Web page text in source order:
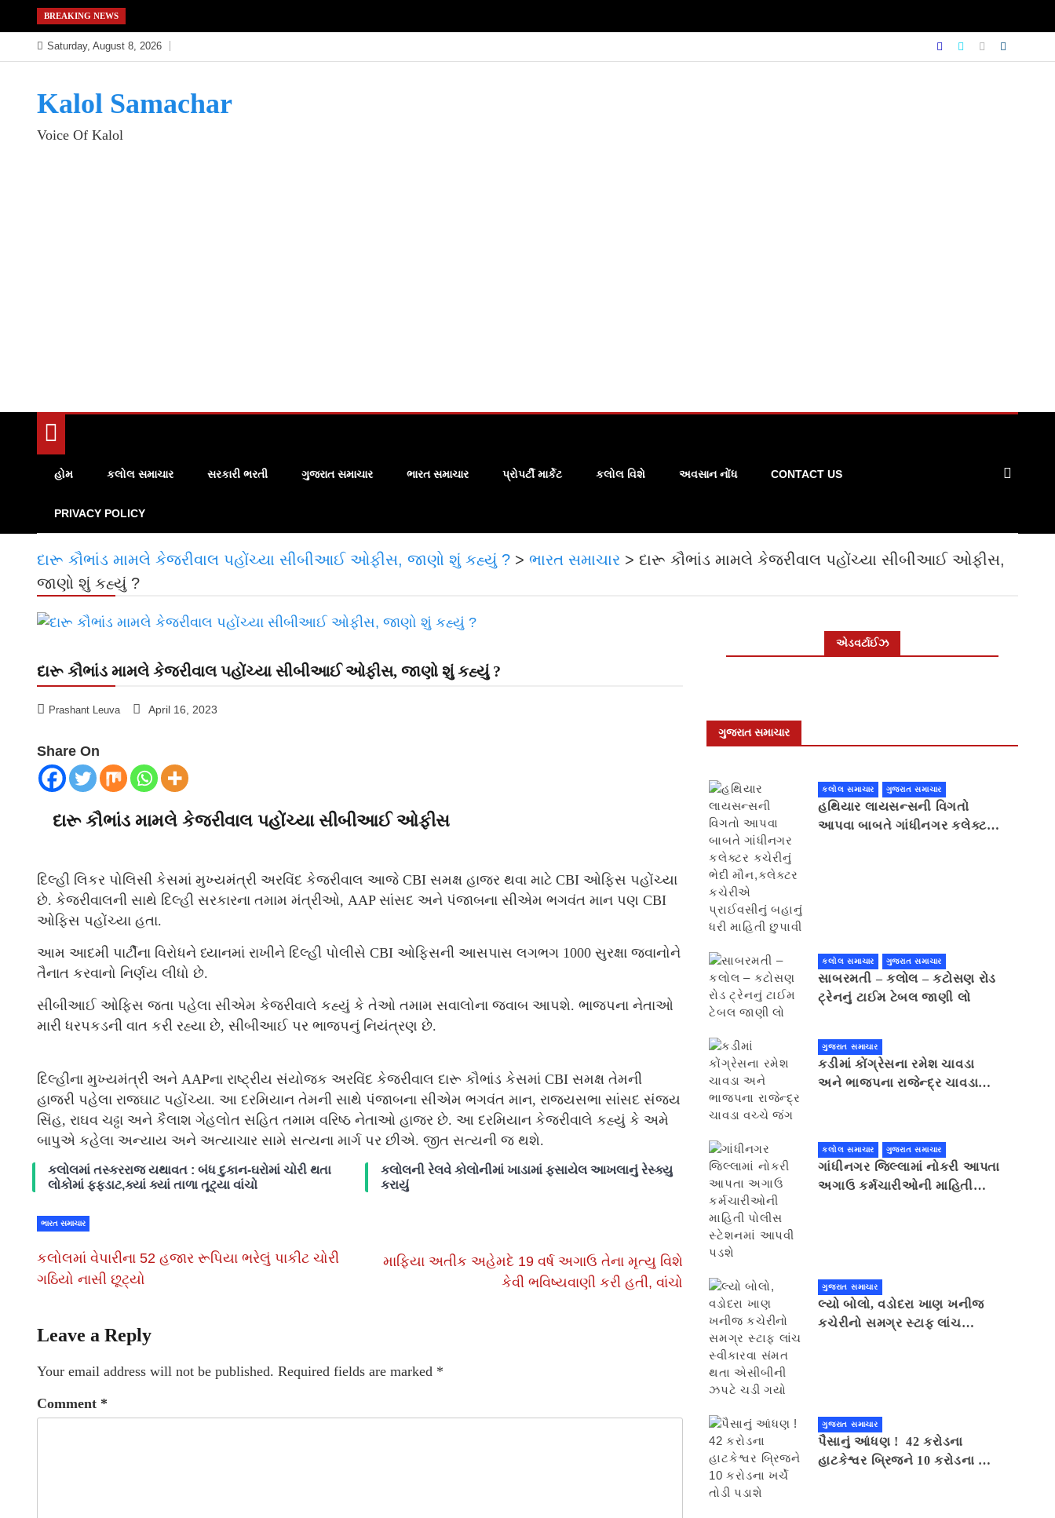
to
content
BREAKING NEWS
Saturday, August 8, 2026
Kalol Samachar
Voice Of Kalol
હોમ કલોલ સમાચાર સરકારી ભરતી ગુજરાત સમાચાર ભારત સમાચાર પ્રોપર્ટી માર્કેટ કલોલ વિશે અવસાન નોંધ CONTACT US
PRIVACY POLICY
દારૂ કૌભાંડ મામલે કેજરીવાલ પહોંચ્યા સીબીઆઈ ઓફીસ, જાણો શું કહ્યું ? > ભારત સમાચાર > દારૂ કૌભાંડ મામલે કેજરીવાલ પહોંચ્યા સીબીઆઈ ઓફીસ,
જાણો શું કહ્યું ?
દારૂ કૌભાંડ મામલે કેજરીવાલ પહોંચ્યા સીબીઆઈ ઓફીસ, જાણો શું કહ્યું ?
Prashant Leuva April 16, 2023
Share On
દારૂ કૌભાંડ મામલે કેજરીવાલ પહોંચ્યા સીબીઆઈ ઓફીસ
દિલ્હી લિકર પોલિસી કેસમાં મુખ્યમંત્રી અરવિંદ કેજરીવાલ આજે CBI સમક્ષ હાજર થવા માટે CBI ઓફિસ પહોંચ્યા
છે. કેજરીવાલની સાથે દિલ્હી સરકારના તમામ મંત્રીઓ, AAP સાંસદ અને પંજાબના સીએમ ભગવંત માન પણ CBI
ઓફિસ પહોંચ્યા હતા.
આમ આદમી પાર્ટીના વિરોધને ધ્યાનમાં રાખીને દિલ્હી પોલીસે CBI ઓફિસની આસપાસ લગભગ 1000 સુરક્ષા જવાનોને
તૈનાત કરવાનો નિર્ણય લીધો છે.
સીબીઆઈ ઓફિસ જતા પહેલા સીએમ કેજરીવાલે કહ્યું કે તેઓ તમામ સવાલોના જવાબ આપશે. ભાજપના નેતાઓ
મારી ધરપકડની વાત કરી રહ્યા છે, સીબીઆઈ પર ભાજપનું નિયંત્રણ છે.
દિલ્હીના મુખ્યમંત્રી અને AAPના રાષ્ટ્રીય સંયોજક અરવિંદ કેજરીવાલ દારૂ કૌભાંડ કેસમાં CBI સમક્ષ તેમની
હાજરી પહેલા રાજઘાટ પહોંચ્યા. આ દરમિયાન તેમની સાથે પંજાબના સીએમ ભગવંત માન, રાજ્યસભા સાંસદ સંજય
સિંહ, રાઘવ ચઢ્ઢા અને કૈલાશ ગેહલોત સહિત તમામ વરિષ્ઠ નેતાઓ હાજર છે. આ દરમિયાન કેજરીવાલે કહ્યું કે અમે
બાપુએ કહેલા અન્યાય અને અત્યાચાર સામે સત્યના માર્ગ પર છીએ. જીત સત્યની જ થશે.
કલોલમાં તસ્કરરાજ યથાવત : બંધ દુકાન-ઘરોમાં ચોરી થતા
લોકોમાં ફફડાટ,ક્યાં ક્યાં તાળા તૂટ્યા વાંચો
કલોલની રેલવે કોલોનીમાં ખાડામાં ફસાયેલ આખલાનું રેસ્ક્યુ
કરાયું
ભારત સમાચાર
કલોલમાં વેપારીના 52 હજાર રૂપિયા ભરેલું પાકીટ ચોરી
ગઠિયો નાસી છૂટ્યો
માફિયા અતીક અહેમદે 19 વર્ષ અગાઉ તેના મૃત્યુ વિશે
કેવી ભવિષ્યવાણી કરી હતી, વાંચો
Leave a Reply
Your email address will not be published. Required fields are marked *
Comment *
એડવર્ટાઈઝ
ગુજરાત સમાચાર
કલોલ સમાચાર ગુજરાત સમાચાર
હથિયાર લાયસન્સની વિગતો
આપવા બાબતે ગાંધીનગર કલેક્ટર
કલોલ સમાચાર ગુજરાત સમાચાર
સાબરમતી – કલોલ – કટોસણ રોડ
ટ્રેનનું ટાઈમ ટેબલ જાણી લો
ગુજરાત સમાચાર
કડીમાં કોંગ્રેસના રમેશ ચાવડા
અને ભાજપના રાજેન્દ્ર ચાવડા
કલોલ સમાચાર ગુજરાત સમાચાર
ગાંધીનગર જિલ્લામાં નોકરી આપતા
અગાઉ કર્મચારીઓની માહિતી
ગુજરાત સમાચાર
લ્યો બોલો, વડોદરા ખાણ ખનીજ
કચેરીનો સમગ્ર સ્ટાફ લાંચ
ગુજરાત સમાચાર
પૈસાનું આંધણ ! 42 કરોડના
હાટકેશ્વર બ્રિજને 10 કરોડના ખર્ચે